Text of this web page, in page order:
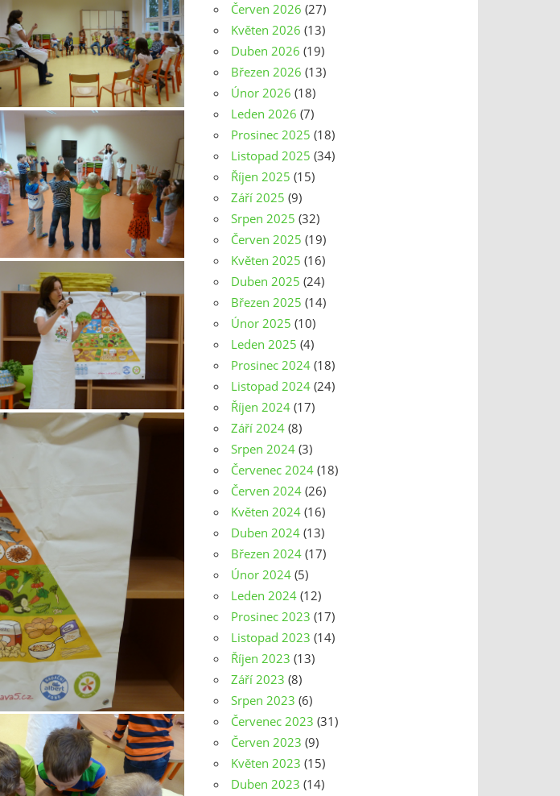
Červen 2026 (27)
Květen 2026 (13)
Duben 2026 (19)
Březen 2026 (13)
Únor 2026 (18)
Leden 2026 (7)
Prosinec 2025 (18)
Listopad 2025 (34)
Říjen 2025 (15)
Září 2025 (9)
Srpen 2025 (32)
Červen 2025 (19)
Květen 2025 (16)
Duben 2025 (24)
Březen 2025 (14)
Únor 2025 (10)
Leden 2025 (4)
Prosinec 2024 (18)
Listopad 2024 (24)
Říjen 2024 (17)
Září 2024 (8)
Srpen 2024 (3)
Červenec 2024 (18)
Červen 2024 (26)
Květen 2024 (16)
Duben 2024 (13)
Březen 2024 (17)
Únor 2024 (5)
Leden 2024 (12)
Prosinec 2023 (17)
Listopad 2023 (14)
Říjen 2023 (13)
Září 2023 (8)
Srpen 2023 (6)
Červenec 2023 (31)
Červen 2023 (9)
Květen 2023 (15)
Duben 2023 (14)